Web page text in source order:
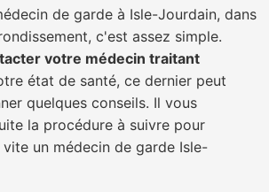
de garde à Isle-Jourdain, dans
c'est assez simple.
votre médecin traitant
état de santé, ce dernier peut
quelques conseils. Il vous
la procédure à suivre pour
un médecin de garde Isle-